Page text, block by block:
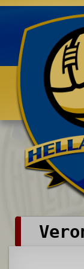
Benvenuti su